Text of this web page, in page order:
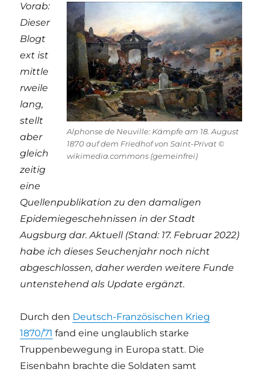
Alphonse de Neuville: Kämpfe am 18. August
1870 auf dem Friedhof von Saint-Privat ©
wikimedia.commons (gemeinfrei)
Vorab:
Dieser
Blogt
ext ist
mittle
rweile
lang,
stellt
aber
gleich
zeitig
eine
Quellenpublikation zu den damaligen
Epidemiegeschehnissen in der Stadt
Augsburg dar. Aktuell (Stand: 17. Februar 2022)
habe ich dieses Seuchenjahr noch nicht
abgeschlossen, daher werden weitere Funde
untenstehend als Update ergänzt.
Durch den Deutsch-Französischen Krieg
1870/71 fand eine unglaublich starke
Truppenbewegung in Europa statt. Die
Eisenbahn brachte die Soldaten samt